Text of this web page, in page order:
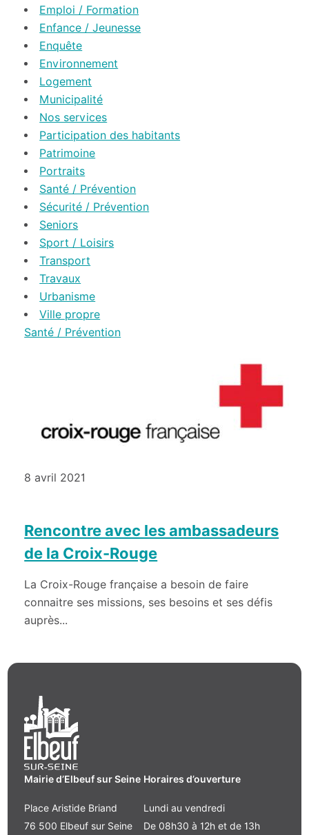
Emploi / Formation
Enfance / Jeunesse
Enquête
Environnement
Logement
Municipalité
Nos services
Participation des habitants
Patrimoine
Portraits
Santé / Prévention
Sécurité / Prévention
Seniors
Sport / Loisirs
Transport
Travaux
Urbanisme
Ville propre
Santé / Prévention
8 avril 2021
Rencontre avec les ambassadeurs
de la Croix-Rouge
La Croix-Rouge française a besoin de faire
connaitre ses missions, ses besoins et ses défis
auprès...
Mairie d’Elbeuf sur Seine
Place Aristide Briand
76 500 Elbeuf sur Seine
Horaires d’ouverture
Lundi au vendredi
De 08h30 à 12h et de 13h